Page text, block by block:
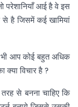
परेशानियाँ आई है वे इस
है जिसमें कई खामियां
भी आप कोई बहुत अधिक
क्या विचार है ?
तरह से बनना चाहिए कि